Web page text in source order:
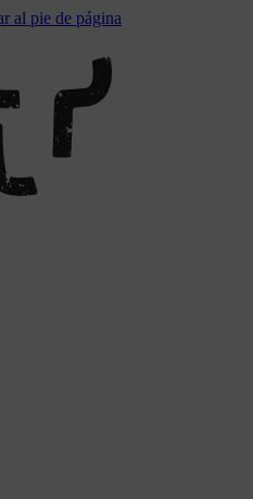
al pie de página